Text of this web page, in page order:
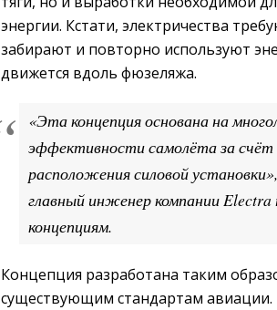
энергии. Кстати, электричества
забирают и повторно используют
движется вдоль фюзеляжа.
«Эта концепция основана на
эффективности самолёта за
расположения силовой
главный инженер компании
концепциям.
Концепция разработана таким
существующим стандартам